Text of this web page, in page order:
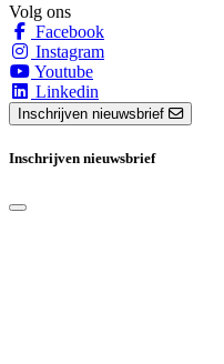
Volg ons
Facebook
Instagram
Youtube
Linkedin
Inschrijven nieuwsbrief
Inschrijven nieuwsbrief